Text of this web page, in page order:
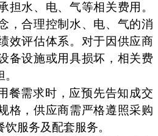
担水、电、气等相关费用。
，合理控制水、电、气的消
效评估体系。对于因供应商
备设施或用具损坏，相关费
餐需求时，应预先告知成交
格，供应商需严格遵照采购
服务及配套服务。